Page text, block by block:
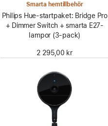
Smarta hemtillbehör
Philips Hue-startpaket: Bridge Pro
+ Dimmer Switch + smarta E27-
lampor (3-pack)
2 295,00 kr